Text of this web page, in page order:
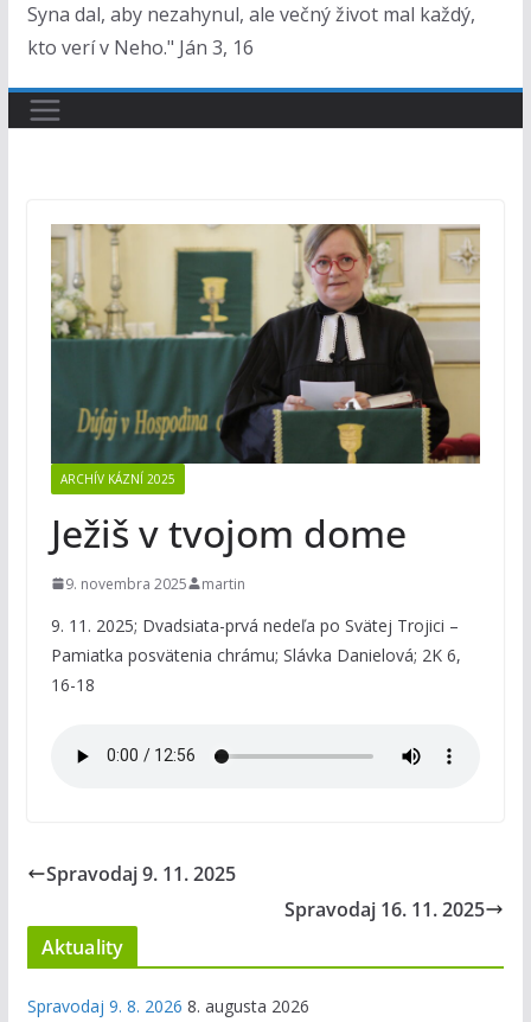
Syna dal, aby nezahynul, ale večný život mal každý,
kto verí v Neho." Ján 3, 16
ARCHÍV KÁZNÍ 2025
Ježiš v tvojom dome
9. novembra 2025 martin
9. 11. 2025; Dvadsiata-prvá nedeľa po Svätej Trojici –
Pamiatka posvätenia chrámu; Slávka Danielová; 2K 6,
16-18
Spravodaj 9. 11. 2025
Spravodaj 16. 11. 2025
Aktuality
Spravodaj 9. 8. 2026 8. augusta 2026